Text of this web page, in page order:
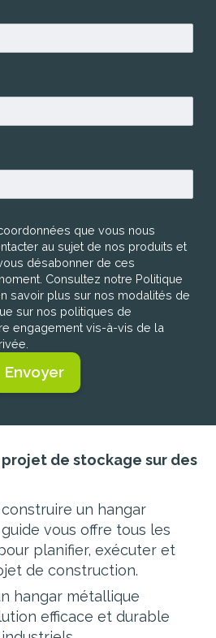
que vous nous
au sujet de nos produits et
désabonner de ces
Consultez notre Politique
savoir plus sur nos modalités de
sur nos politiques de
engagement vis-à-vis de la
de stockage sur des
un hangar
vous offre tous les
planifier, exécuter et
de construction.
hangar métallique
efficace et durable